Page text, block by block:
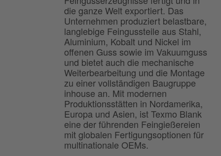
die ganze Welt exportiert. Das
Unternehmen produziert belastbare,
langlebige Feingussteile aus Stahl,
Aluminium, Kobalt und Nickel im
offenen Guss sowie im Vakuumguss
und bietet auch die mechanische
Weiterbearbeitung und die Montage
zu einer vollständigen Baugruppe
inhouse an. Mit modernen
Produktionsstätten in Nordamerika,
Europa und Asien, ist Texmo Blank
eine der führenden Feingießereien
mit globalen Fertigungsoptionen für
multinationale OEMs.